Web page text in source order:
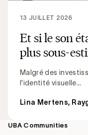
Et si le son
plus sous-
Malgré des
l’identité visuelle...
13 JUILLET 2026
Lina Mertens,
Footer
UBA Communities